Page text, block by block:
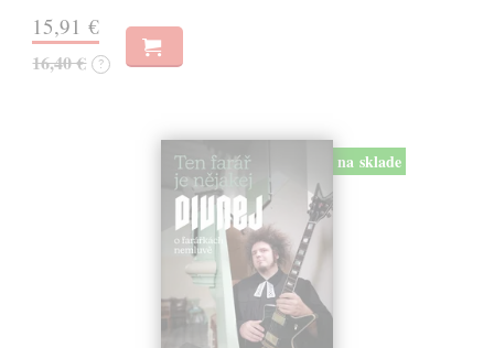
15,91 €
16,40 € ?
na sklade